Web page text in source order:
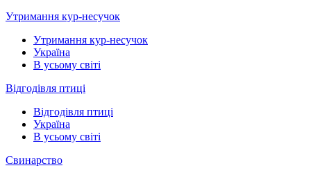
Утримання кур-несучок
Утримання кур-несучок
Україна
В усьому світі
Відгодівля птиці
Відгодівля птиці
Україна
В усьому світі
Свинарство